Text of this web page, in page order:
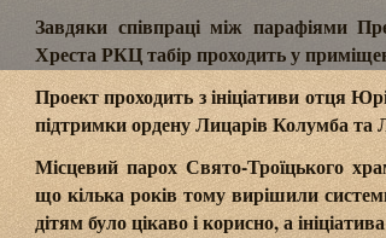
Завдяки співпраці між парафіями
Хреста РКЦ табір проходить у
Проект проходить з ініціативи отця
підтримки ордену Лицарів Колумба
Місцевий парох Свято-Троїцького
що кілька років тому вирішили
дітям було цікаво і корисно, а